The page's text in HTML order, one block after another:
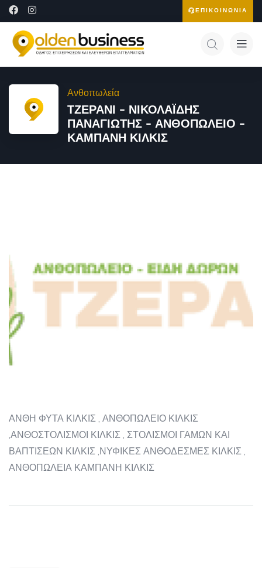
ΕΠΙΚΟΙΝΩΝΙΑ
Ανθοπωλεία
ΤΖΕΡΑΝΙ – ΝΙΚΟΛΑΪΔΗΣ
ΠΑΝΑΓΙΩΤΗΣ – ΑΝΘΟΠΩΛΕΙΟ –
ΚΑΜΠΑΝΗ ΚΙΛΚΙΣ
ΑΝΘΗ ΦΥΤΑ ΚΙΛΚΙΣ , ΑΝΘΟΠΩΛΕΙΟ ΚΙΛΚΙΣ
,ΑΝΘΟΣΤΟΛΙΣΜΟΙ ΚΙΛΚΙΣ , ΣΤΟΛΙΣΜΟΙ ΓΑΜΩΝ ΚΑΙ
ΒΑΠΤΙΣΕΩΝ ΚΙΛΚΙΣ ,ΝΥΦΙΚΕΣ ΑΝΘΟΔΕΣΜΕΣ ΚΙΛΚΙΣ ,
ΑΝΘΟΠΩΛΕΙΑ ΚΑΜΠΑΝΗ ΚΙΛΚΙΣ